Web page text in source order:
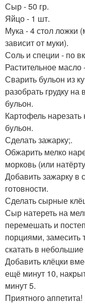
Сыр - 50 гр.
Яйцо - 1 шт.
Мука - 4 стол ложки
зависит от муки).
Соль и специи - по
Растительное масло
Сварить бульон из
разобрать грудку на
бульон.
Картофель
бульон.
Сделать зажарку;.
Обжарить мелко
морковь (или
Добавить зажарку в
готовности.
Сделать сырные
Сыр натереть на
перемешать и
порциями, замесить
скатать в
Добавить клёцки
ещё минут 10,
минут 5.
Приятного аппетита!